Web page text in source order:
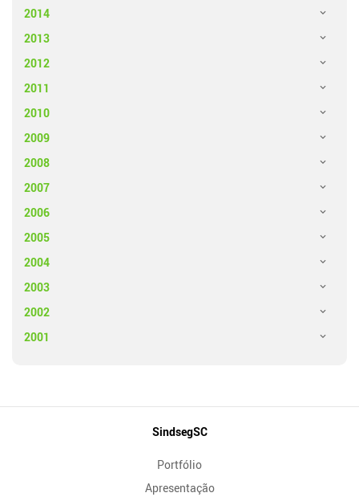
2014
2013
2012
2011
2010
2009
2008
2007
2006
2005
2004
2003
2002
2001
SindsegSC
Portfólio
Apresentação